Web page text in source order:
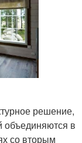
решение,
объединяются в
со вторым